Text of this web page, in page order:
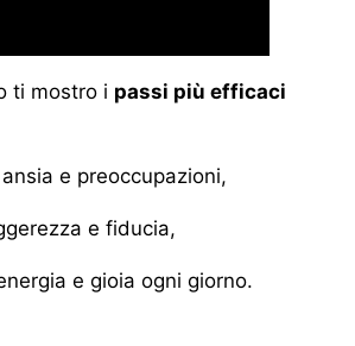
ti mostro i passi più efficaci
e preoccupazioni,
e fiducia,
e gioia ogni giorno.